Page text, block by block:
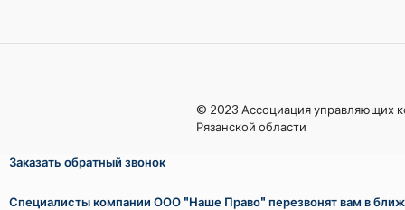
© 2023 Ассоциация управляющих
Рязанской области
Заказать обратный звонок
Специалисты компании ООО "Наше Право" перезвонят вам в